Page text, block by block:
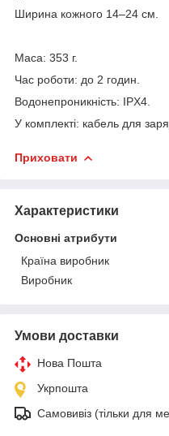
Ширина кожного 14–24 см.
Маса: 353 г.
Час роботи: до 2 годин.
Водонепроникність: IPX4.
У комплекті: кабель для
Приховати
Характеристики
Основні атрибути
Країна виробник
Виробник
Умови доставки
Нова Пошта
Укрпошта
Самовивіз (тільки для